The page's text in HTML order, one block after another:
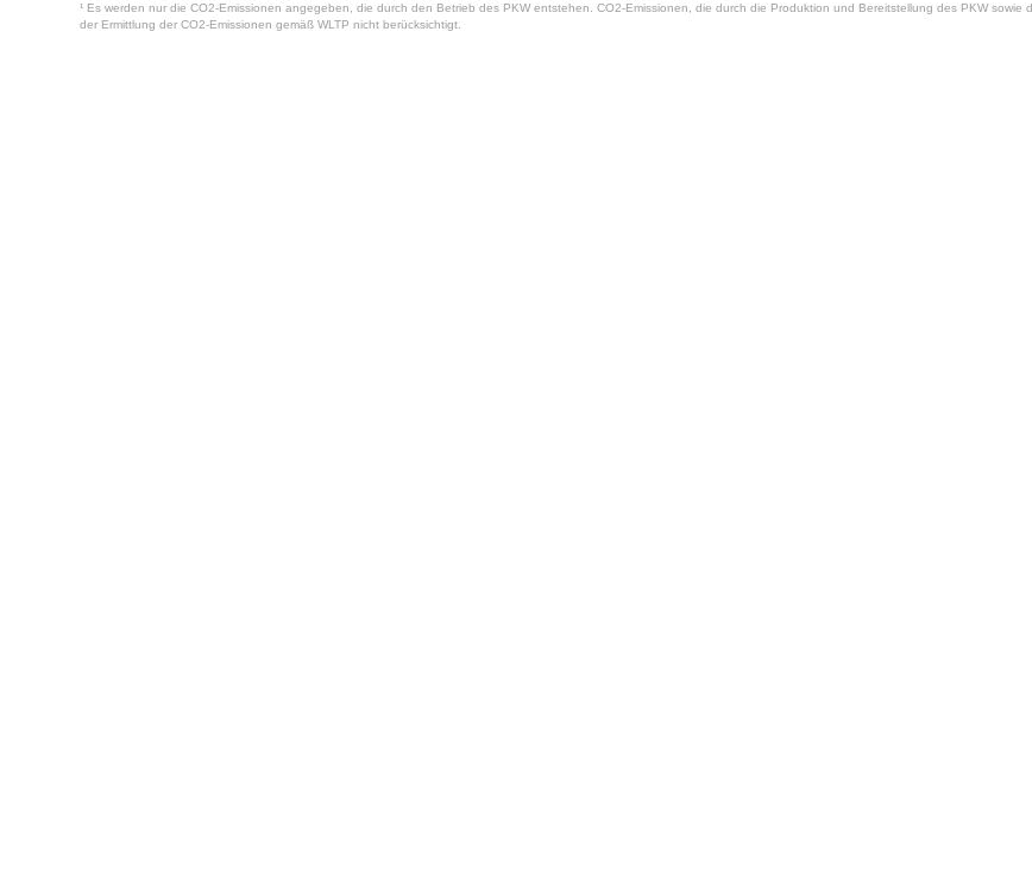
¹ Es werden nur die CO2-Emissionen angegeben, die durch den Betrieb des PKW entstehen. CO2-Emissionen, die durch die Produktion und Bereitstellung des PKW
der Ermittlung der CO2-Emissionen gemäß WLTP nicht berücksichtigt.